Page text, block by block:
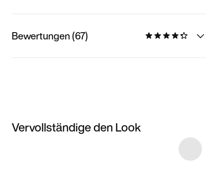
Bewertungen (67)
Vervollständige den Look